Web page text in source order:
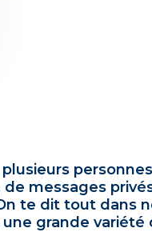
messages
te dit tout dans
grande variété